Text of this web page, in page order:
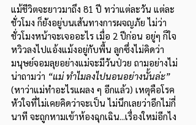
แม้ชีวิตจะยาวมาถึง 81 ปี ทว่าแต่ละวัน แต่ละ
ชั่วโมง ก็ยังอยู่บนเส้นทางการผจญภัย ไม่ว่า
ชั่วโมงหน้าจะเจออะไร เมื่อ 2 ปีก่อน อยู่ๆ ก็ใจ
หวิวลงไปแอ้งแม้งอยู่กับพื้น ลูกซึ่งไม่คิดว่า
มนุษย์จอมลุยอย่างแม่จะมีวันป่วย ถามอย่างไม่
น่าถามว่า “แม่ ทำไมลงไปนอนอย่างนั้นล่ะ”
(หาว่าแม่ทำอะไรแผลง ๆ อีกแล้ว) เหตุคือโรค
หัวใจที่ไม่เคยคิดว่าจะเป็น ไม่นึกเลยว่าอีกไม่กี่
นาที จะถูกหามเข้าห้องฉุกเฉิน...เรื่องใหม่อีกไง